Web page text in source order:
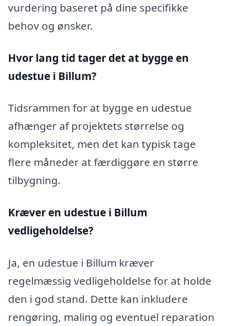
vurdering baseret på dine specifikke
behov og ønsker.
Hvor lang tid tager det at bygge en
udestue i Billum?
Tidsrammen for at bygge en udestue
afhænger af projektets størrelse og
kompleksitet, men det kan typisk tage
flere måneder at færdiggøre en større
tilbygning.
Kræver en udestue i Billum
vedligeholdelse?
Ja, en udestue i Billum kræver
regelmæssig vedligeholdelse for at holde
den i god stand. Dette kan inkludere
rengøring, maling og eventuel reparation